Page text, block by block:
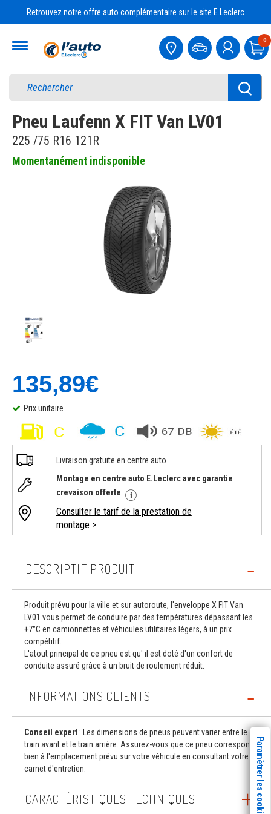
Retrouvez notre offre auto complémentaire sur le site E.Leclerc
0
Pneu Laufenn X FIT Van LV01
225 /75 R16 121R
Momentanément indisponible
135,89€
Prix unitaire
Livraison gratuite en centre auto
Montage en centre auto E.Leclerc avec garantie
crevaison offerte
Consulter le tarif de la prestation de
montage >
DESCRIPTIF PRODUIT
Produit prévu pour la ville et sur autoroute, l'enveloppe X FIT Van
LV01 vous permet de conduire par des températures dépassant les
+7°C en camionnettes et véhicules utilitaires légers, à un prix
compétitif.
L'atout principal de ce pneu est qu' il est doté d'un confort de
conduite assuré grâce à un bruit de roulement réduit.
INFORMATIONS CLIENTS
Conseil expert : Les dimensions de pneus peuvent varier entre le
train avant et le train arrière. Assurez-vous que ce pneu correspond
bien à l'emplacement prévu sur votre véhicule en consultant votre
carnet d'entretien.
CARACTÉRISTIQUES TECHNIQUES Paramètrer les cookies